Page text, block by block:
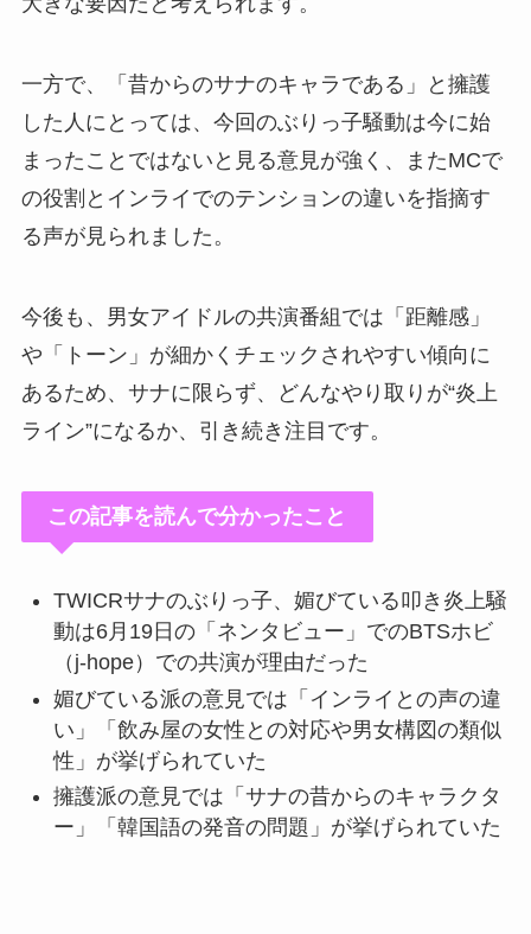
一方で、「昔からのサナのキャラである」と擁護
した人にとっては、今回のぶりっ子騒動は今に始
まったことではないと見る意見が強く、またMCで
の役割とインライでのテンションの違いを指摘す
る声が見られました。
今後も、男女アイドルの共演番組では「距離感」
や「トーン」が細かくチェックされやすい傾向に
あるため、サナに限らず、どんなやり取りが“炎上
ライン”になるか、引き続き注目です。
この記事を読んで分かったこと
TWICRサナのぶりっ子、媚びている叩き炎上騒
動は6月19日の「ネンタビュー」でのBTSホビ
（j-hope）での共演が理由だった
媚びている派の意見では「インライとの声の違
い」「飲み屋の女性との対応や男女構図の類似
性」が挙げられていた
擁護派の意見では「サナの昔からのキャラクタ
ー」「韓国語の発音の問題」が挙げられていた